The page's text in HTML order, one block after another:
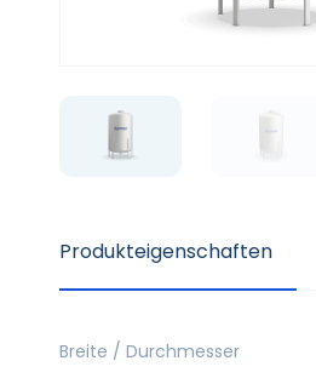
Produkteigenschaften
Breite / Durchmesser